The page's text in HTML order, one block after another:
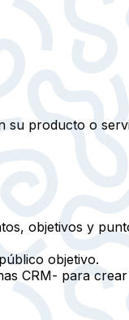
su producto o
objetivos y
objetivo.
CRM- para